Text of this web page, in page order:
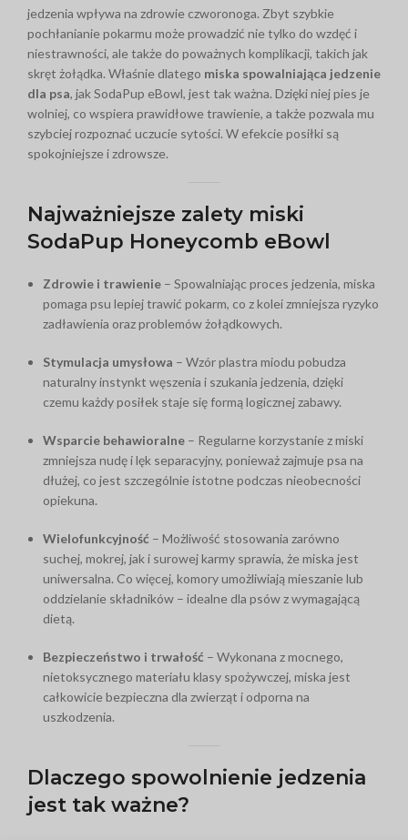
jedzenia wpływa na zdrowie czworonoga. Zbyt szybkie
pochłanianie pokarmu może prowadzić nie tylko do wzdęć i
niestrawności, ale także do poważnych komplikacji, takich jak
skręt żołądka. Właśnie dlatego miska spowalniająca jedzenie
dla psa, jak SodaPup eBowl, jest tak ważna. Dzięki niej pies je
wolniej, co wspiera prawidłowe trawienie, a także pozwala mu
szybciej rozpoznać uczucie sytości. W efekcie posiłki są
spokojniejsze i zdrowsze.
Najważniejsze zalety miski
SodaPup Honeycomb eBowl
Zdrowie i trawienie – Spowalniając proces jedzenia, miska
pomaga psu lepiej trawić pokarm, co z kolei zmniejsza ryzyko
zadławienia oraz problemów żołądkowych.
Stymulacja umysłowa – Wzór plastra miodu pobudza
naturalny instynkt węszenia i szukania jedzenia, dzięki
czemu każdy posiłek staje się formą logicznej zabawy.
Wsparcie behawioralne – Regularne korzystanie z miski
zmniejsza nudę i lęk separacyjny, ponieważ zajmuje psa na
dłużej, co jest szczególnie istotne podczas nieobecności
opiekuna.
Wielofunkcyjność – Możliwość stosowania zarówno
suchej, mokrej, jak i surowej karmy sprawia, że miska jest
uniwersalna. Co więcej, komory umożliwiają mieszanie lub
oddzielanie składników – idealne dla psów z wymagającą
dietą.
Bezpieczeństwo i trwałość – Wykonana z mocnego,
nietoksycznego materiału klasy spożywczej, miska jest
całkowicie bezpieczna dla zwierząt i odporna na
uszkodzenia.
Dlaczego spowolnienie jedzenia
jest tak ważne?